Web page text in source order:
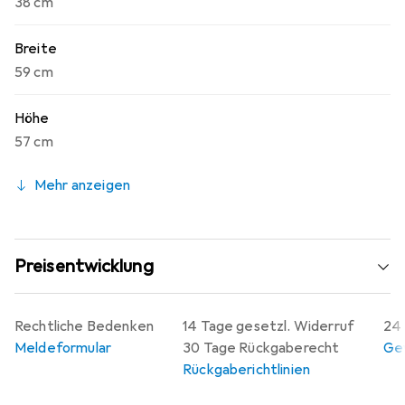
Breite
59 cm
Höhe
57 cm
Mehr anzeigen
Preisentwicklung
14 Tage gesetzl. Widerruf
30 Tage Rückgaberecht
Rückgaberichtlinien
24
Rechtliche Bedenken
Meldeformular